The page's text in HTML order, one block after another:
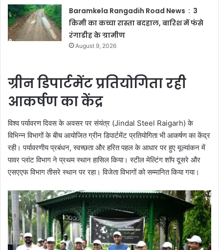
Baramkela Rangadih Road News : 3
किमी का कच्चा रास्ता बदहाल, बारिश में फंसे
रंगाडीह के ग्रामीण
August 9, 2026
ग्रीन डिपार्टमेंट प्रतियोगिता रही
आकर्षण का केंद्र
विश्व पर्यावरण दिवस के अवसर पर संयंत्र (Jindal Steel Raigarh) के
विभिन्न विभागों के बीच आयोजित ग्रीन डिपार्टमेंट प्रतियोगिता भी आकर्षण का केंद्र
रही। पर्यावरणीय प्रबंधन, स्वच्छता और हरित पहल के आधार पर हुए मूल्यांकन में
पावर प्लांट विभाग ने प्रथम स्थान हासिल किया। स्टील मेल्टिंग शॉप दूसरे और
एसएएफ विभाग तीसरे स्थान पर रहा। विजेता विभागों को सम्मानित किया गया।